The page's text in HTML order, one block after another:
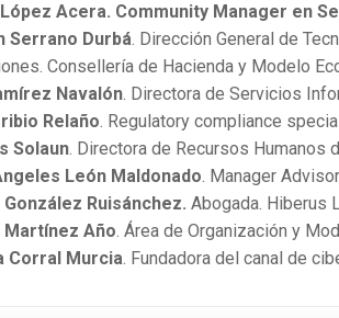
Acera. Community Manager en
Serrano Durbá. Dirección General de
Consellería de Hacienda y Modelo
Navalón. Directora de Servicios
Relaño. Regulatory compliance
Solaun. Directora de Recursos Humanos
León Maldonado. Manager
González Ruisánchez. Abogada. Hiberus
Año. Área de Organización y
Corral Murcia. Fundadora del canal de